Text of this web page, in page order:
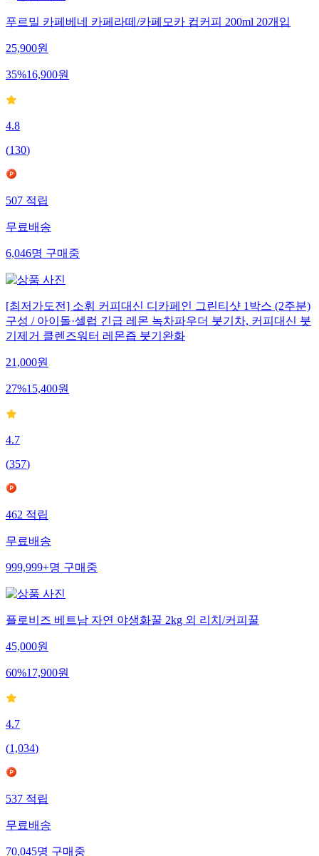
푸르밀 카페베네 카페라떼/카페모카 컵커피 200ml 20개입
25,900원
35%16,900원
4.8
(130)
507 적립
무료배송
6,046명 구매중
[최저가도전] 소휘 커피대신 디카페인 그린티샷 1박스 (2주분)
구성 / 아이돌·셀럽 긴급 레몬 녹차파우더 붓기차, 커피대신 붓
기제거 클렌즈워터 레몬즙 붓기완화
21,000원
27%15,400원
4.7
(357)
462 적립
무료배송
999,999+명 구매중
플로비즈 베트남 자연 야생화꿀 2kg 외 리치/커피꿀
45,000원
60%17,900원
4.7
(1,034)
537 적립
무료배송
70,045명 구매중